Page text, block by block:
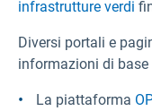
infrastrutture verdi
Diversi portali e
informazioni di base
La piattaforma